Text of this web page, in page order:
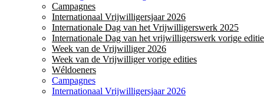
Campagnes
Internationaal Vrijwilligersjaar 2026
Internationale Dag van het Vrijwilligerswerk 2025
Internationale Dag van het vrijwilligerswerk vorige
Week van de Vrijwilliger 2026
Week van de Vrijwilliger vorige edities
Wéldoeners
Campagnes
Internationaal Vrijwilligersjaar 2026